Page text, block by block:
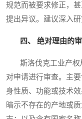
规范而被要求修正，
提出异议。建议深入
四、 绝对理由的
斯洛伐克工业产权
对申请进行审查。主
身性质、功能或技术
暗示不存在的产地或